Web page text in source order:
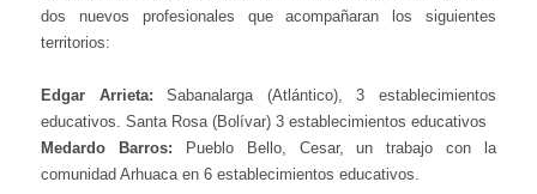
dos nuevos profesionales que acompañaran los siguientes
territorios:
Edgar Arrieta: Sabanalarga (Atlántico), 3 establecimientos
educativos. Santa Rosa (Bolívar) 3 establecimientos educativos
Medardo Barros: Pueblo Bello, Cesar, un trabajo con la
comunidad Arhuaca en 6 establecimientos educativos.